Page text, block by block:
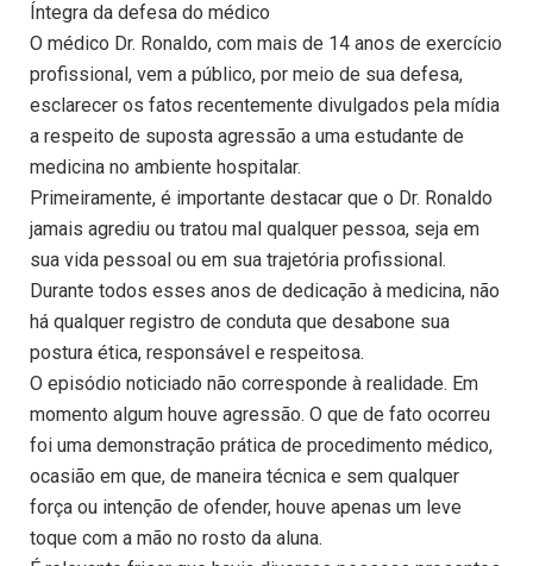
Íntegra da defesa do médico
O médico Dr. Ronaldo, com mais de 14 anos de exercício
profissional, vem a público, por meio de sua defesa,
esclarecer os fatos recentemente divulgados pela mídia
a respeito de suposta agressão a uma estudante de
medicina no ambiente hospitalar.
Primeiramente, é importante destacar que o Dr. Ronaldo
jamais agrediu ou tratou mal qualquer pessoa, seja em
sua vida pessoal ou em sua trajetória profissional.
Durante todos esses anos de dedicação à medicina, não
há qualquer registro de conduta que desabone sua
postura ética, responsável e respeitosa.
O episódio noticiado não corresponde à realidade. Em
momento algum houve agressão. O que de fato ocorreu
foi uma demonstração prática de procedimento médico,
ocasião em que, de maneira técnica e sem qualquer
força ou intenção de ofender, houve apenas um leve
toque com a mão no rosto da aluna.